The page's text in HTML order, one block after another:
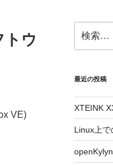
トウ
VE)
索:
最近の投稿
XTEINK
Linux上